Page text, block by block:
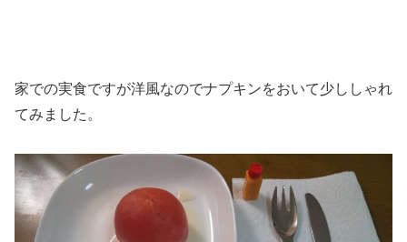
家での実食ですが洋風なのでナプキンをおいて少ししゃれ
てみました。